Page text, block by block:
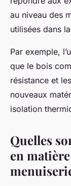
au niveau des
utilisées dans
Par exemple,
que le bois
résistance et
nouveaux
isolation
Quelles
en